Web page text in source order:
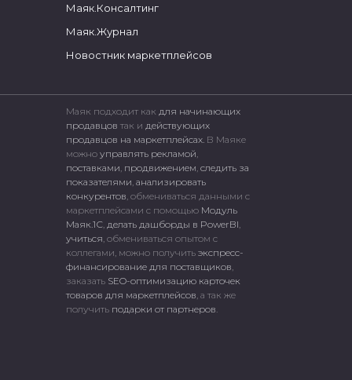
Маяк.Консалтинг
Маяк.Журнал
Новостник маркетплейсов
Маяк подходит как для начинающих
продавцов так и действующих
продавцов на маркетплейсах. В Маяке
можно управлять рекламой
поставками продвижением следить за
показателями анализировать
конкурентов , обмениваться данными с
маркетплейсами c помощью Модуль
Маяк.1С делать дашборды в PowerBI
учиться , обмениваться опытом с
коллегами, можно получить экспресс-
финансирование для поставщиков
заказать SEO-оптимизацию карточек
товаров для маркетплейсов , а так же
получить подарки от партнеров